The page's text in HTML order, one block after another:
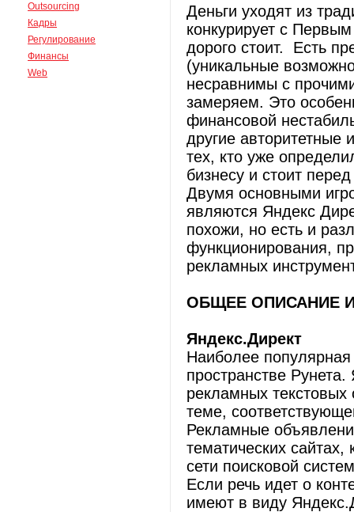
Outsourcing
Кадры
Регулирование
Финансы
Web
Деньги уходят из
конкурирует с
дорого стоит. Есть
(уникальные
несравнимы с
замеряем. Это
финансовой
другие
тех, кто уже
бизнесу и стоит
Двумя основными
являются Яндекс
похожи, но есть и
функционирования,
рекламных
ОБЩЕЕ ОПИСАНИЕ
Яндекс.Директ
Наиболее
пространстве
рекламных
теме,
Рекламные
тематических
сети поисковой
Если речь идет о
имеют в виду